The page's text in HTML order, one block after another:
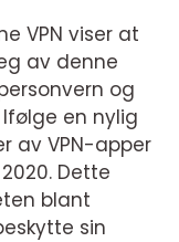
VPN viser at
av denne
og
en nylig
av VPN-apper
Dette
blant
sin